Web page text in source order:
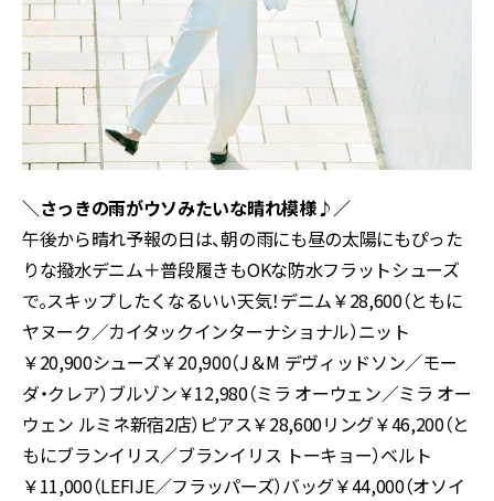
＼さっきの雨がウソみたいな晴れ模様♪／
午後から晴れ予報の日は、朝の雨にも昼の太陽にもぴった
りな撥水デニム＋普段履きもOKな防水フラットシューズ
で。スキップしたくなるいい天気！デニム￥28,600（ともに
ヤヌーク／カイタックインターナショナル）ニット
￥20,900シューズ￥20,900（J＆M デヴィッドソン／モー
ダ・クレア）ブルゾン￥12,980（ミラ オーウェン／ミラ オー
ウェン ルミネ新宿2店）ピアス￥28,600リング￥46,200（と
もにブランイリス／ブランイリス トーキョー）ベルト
￥11,000（LEFIJE／フラッパーズ）バッグ￥44,000（オソイ